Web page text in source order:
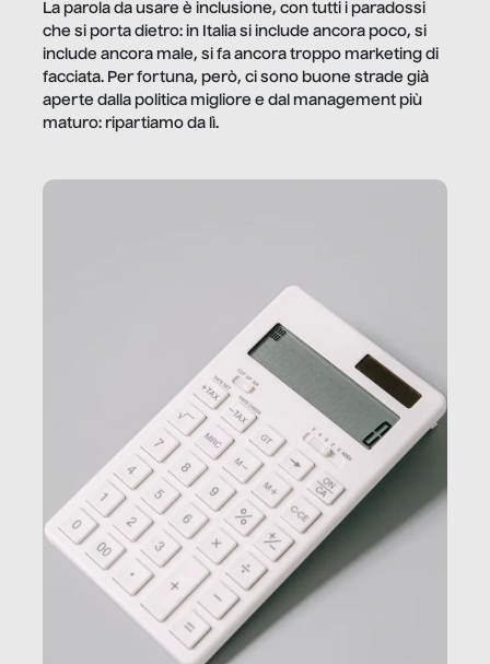
La parola da usare è inclusione, con tutti i paradossi
che si porta dietro: in Italia si include ancora poco, si
include ancora male, si fa ancora troppo marketing di
facciata. Per fortuna, però, ci sono buone strade già
aperte dalla politica migliore e dal management più
maturo: ripartiamo da lì.